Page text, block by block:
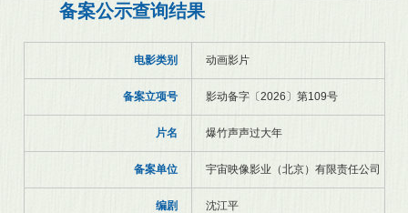
备案公示查询结果
电影类别 动画影片
备案立项号 影动备字〔2026〕第109号
片名 爆竹声声过大年
备案单位 宇宙映像影业（北京）有限责任公司
编剧 沈江平